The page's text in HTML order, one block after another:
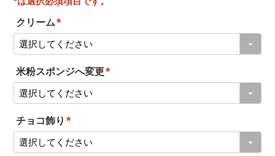
クリーム
(
必
須
)
米粉スポンジへ変更
必
チョコ飾り
(